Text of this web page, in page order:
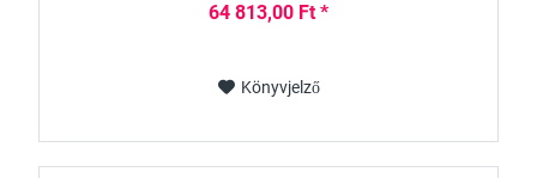
64 813,00 Ft *
Könyvjelző